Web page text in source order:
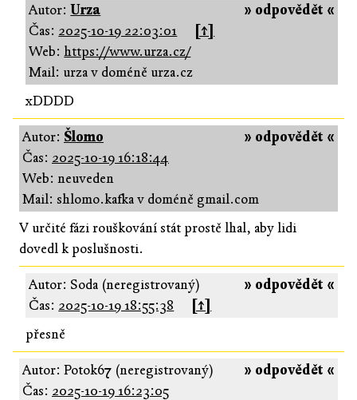
» odpovědět «
Autor:Urza
Čas: 2025-10-19 22:03:01
[↑]
Web:https://www.urza.cz/
Mail: urza v doméně urza.cz
xDDDD
» odpovědět «
Autor: Šlomo
Čas: 2025-10-19 16:18:44
Web: neuveden
Mail: shlomo.kafka v doméně gmail.com
V určité fázi rouškování stát prostě lhal, aby lidi
dovedl k poslušnosti.
» odpovědět «
Autor: Soda (neregistrovaný)
Čas: 2025-10-19 18:55:38
[↑]
přesně
» odpovědět «
Autor: Potok67 (neregistrovaný)
Čas: 2025-10-19 16:23:05